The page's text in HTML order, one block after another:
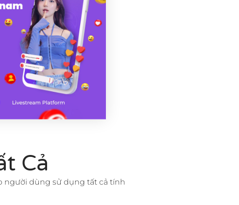
Cả
người dùng sử dụng tất cả tính